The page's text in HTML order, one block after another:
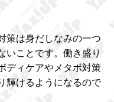
策は身だしなみの一つ
いことです。働き盛り
ディケアやメタボ対策
輝けるようになるので